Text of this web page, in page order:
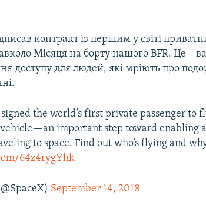
контракт із першим у світі
Місяця на борту нашого BFR. Це –
доступу для людей, які мріють про
signed the world’s first private passenger to
vehicle—an important step toward enabling
to space. Find out who’s flying and
64z4rygYhk
September 14, 2018